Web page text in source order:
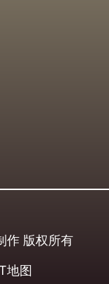
作 版权所有
地图